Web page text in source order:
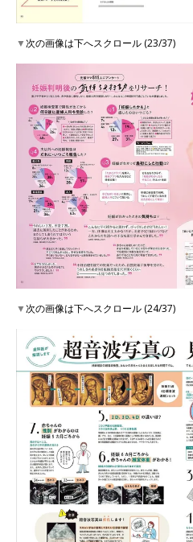
▼次の画像は下へスクロール (23/37)
▼次の画像は下へスクロール (24/37)